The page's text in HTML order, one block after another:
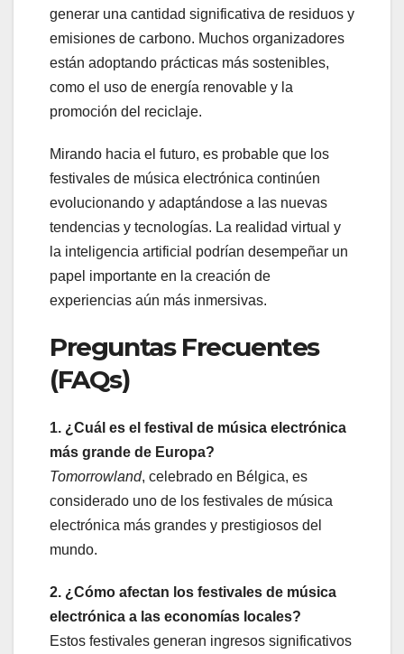
generar una cantidad significativa de residuos y
emisiones de carbono. Muchos organizadores
están adoptando prácticas más sostenibles,
como el uso de energía renovable y la
promoción del reciclaje.
Mirando hacia el futuro, es probable que los
festivales de música electrónica continúen
evolucionando y adaptándose a las nuevas
tendencias y tecnologías. La realidad virtual y
la inteligencia artificial podrían desempeñar un
papel importante en la creación de
experiencias aún más inmersivas.
Preguntas Frecuentes
(FAQs)
1. ¿Cuál es el festival de música electrónica
más grande de Europa?
Tomorrowland, celebrado en Bélgica, es
considerado uno de los festivales de música
electrónica más grandes y prestigiosos del
mundo.
2. ¿Cómo afectan los festivales de música
electrónica a las economías locales?
Estos festivales generan ingresos significativos